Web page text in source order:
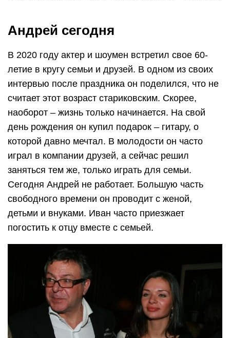
Андрей сегодня
В 2020 году актер и шоумен встретил свое 60-
летие в кругу семьи и друзей. В одном из своих
интервью после праздника он поделился, что не
считает этот возраст стариковским. Скорее,
наоборот – жизнь только начинается. На свой
день рождения он купил подарок – гитару, о
которой давно мечтал. В молодости он часто
играл в компании друзей, а сейчас решил
заняться тем же, только играть для семьи.
Сегодня Андрей не работает. Большую часть
свободного времени он проводит с женой,
детьми и внуками. Иван часто приезжает
погостить к отцу вместе с семьей.